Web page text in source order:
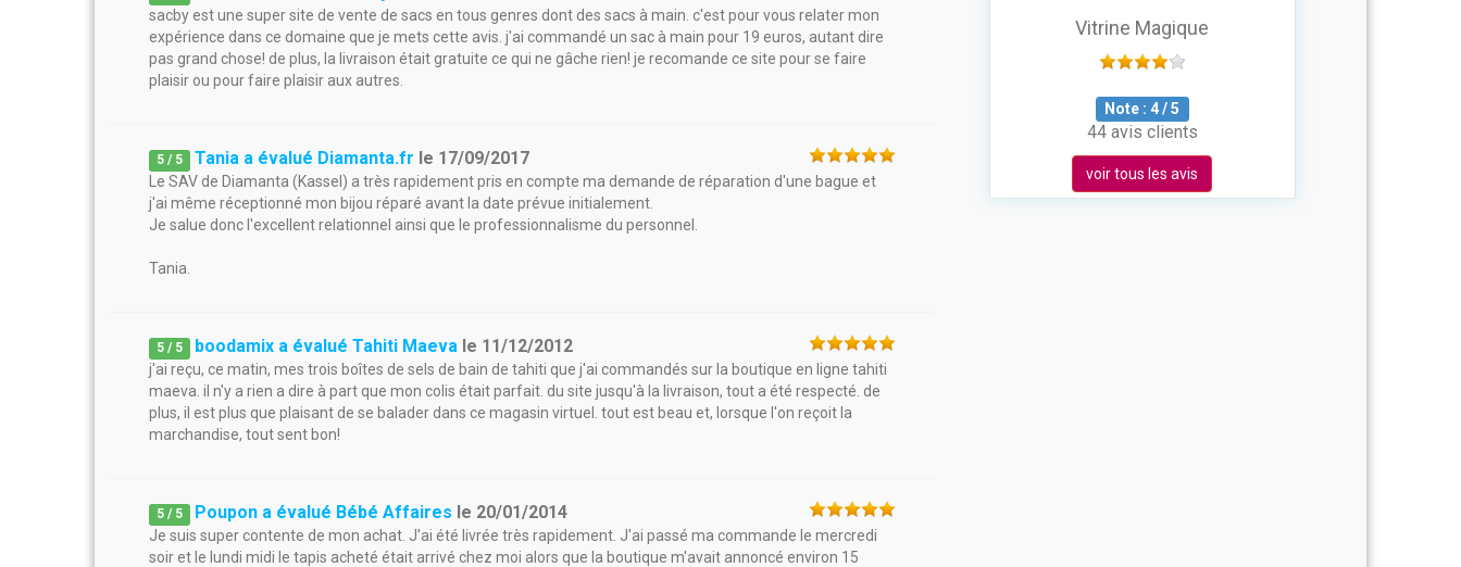
sacby est une super site de vente de sacs en tous genres dont des sacs à main. c'est pour vous relater mon
expérience dans ce domaine que je mets cette avis. j'ai commandé un sac à main pour 19 euros, autant dire
pas grand chose! de plus, la livraison était gratuite ce qui ne gâche rien! je recomande ce site pour se faire
plaisir ou pour faire plaisir aux autres.
5 / 5 Tania a évalué Diamanta.fr le 17/09/2017
Le SAV de Diamanta (Kassel) a très rapidement pris en compte ma demande de réparation d'une bague et
j'ai même réceptionné mon bijou réparé avant la date prévue initialement.
Je salue donc l'excellent relationnel ainsi que le professionnalisme du personnel.
Tania.
5 / 5 boodamix a évalué Tahiti Maeva le 11/12/2012
j'ai reçu, ce matin, mes trois boîtes de sels de bain de tahiti que j'ai commandés sur la boutique en ligne tahiti
maeva. il n'y a rien a dire à part que mon colis était parfait. du site jusqu'à la livraison, tout a été respecté. de
plus, il est plus que plaisant de se balader dans ce magasin virtuel. tout est beau et, lorsque l'on reçoit la
marchandise, tout sent bon!
5 / 5 Poupon a évalué Bébé Affaires le 20/01/2014
Je suis super contente de mon achat. J'ai été livrée très rapidement. J'ai passé ma commande le mercredi
soir et le lundi midi le tapis acheté était arrivé chez moi alors que la boutique m'avait annoncé environ 15
Vitrine Magique
Note : 4/5
44 avis clients
voir tous les avis